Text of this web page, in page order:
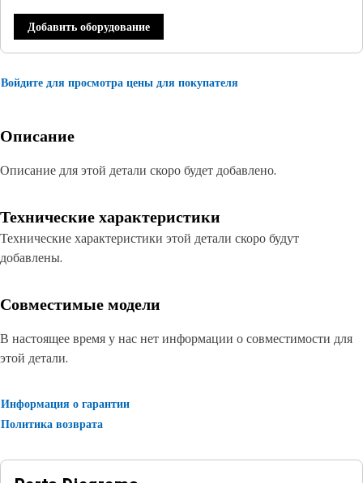
Добавить оборудование
Войдите для просмотра цены для покупателя
Описание
Описание для этой детали скоро будет добавлено.
Технические характеристики
Технические характеристики этой детали скоро будут
добавлены.
Совместимые модели
В настоящее время у нас нет информации о совместимости для
этой детали.
Информация о гарантии
Политика возврата